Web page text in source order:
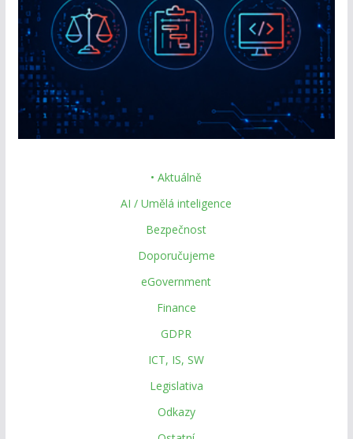
• Aktuálně
AI / Umělá inteligence
Bezpečnost
Doporučujeme
eGovernment
Finance
GDPR
ICT, IS, SW
Legislativa
Odkazy